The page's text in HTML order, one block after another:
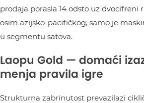
prodaja porasla 14 odsto uz dvocifreni
osim azijsko-pacifičkog, samo je
u segmentu satova.
Laopu Gold — domaći
menja pravila igre
Strukturna zabrinutost prevazilazi